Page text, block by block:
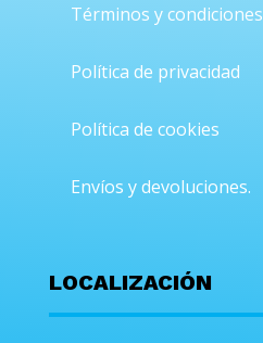
Términos y condiciones
Política de privacidad
Política de cookies
Envíos y devoluciones.
LOCALIZACIÓN